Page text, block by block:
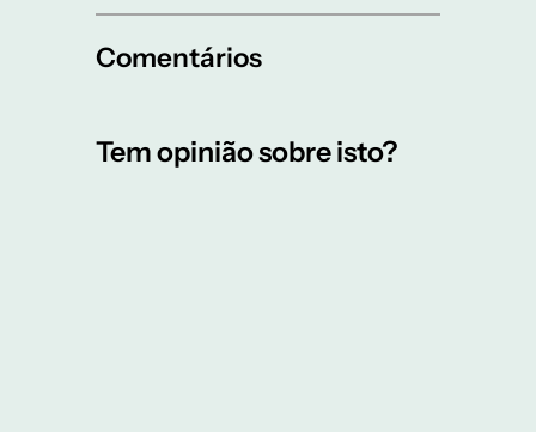
Comentários
Tem opinião sobre isto?